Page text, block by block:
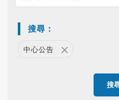
搜
搜尋：
中心公告